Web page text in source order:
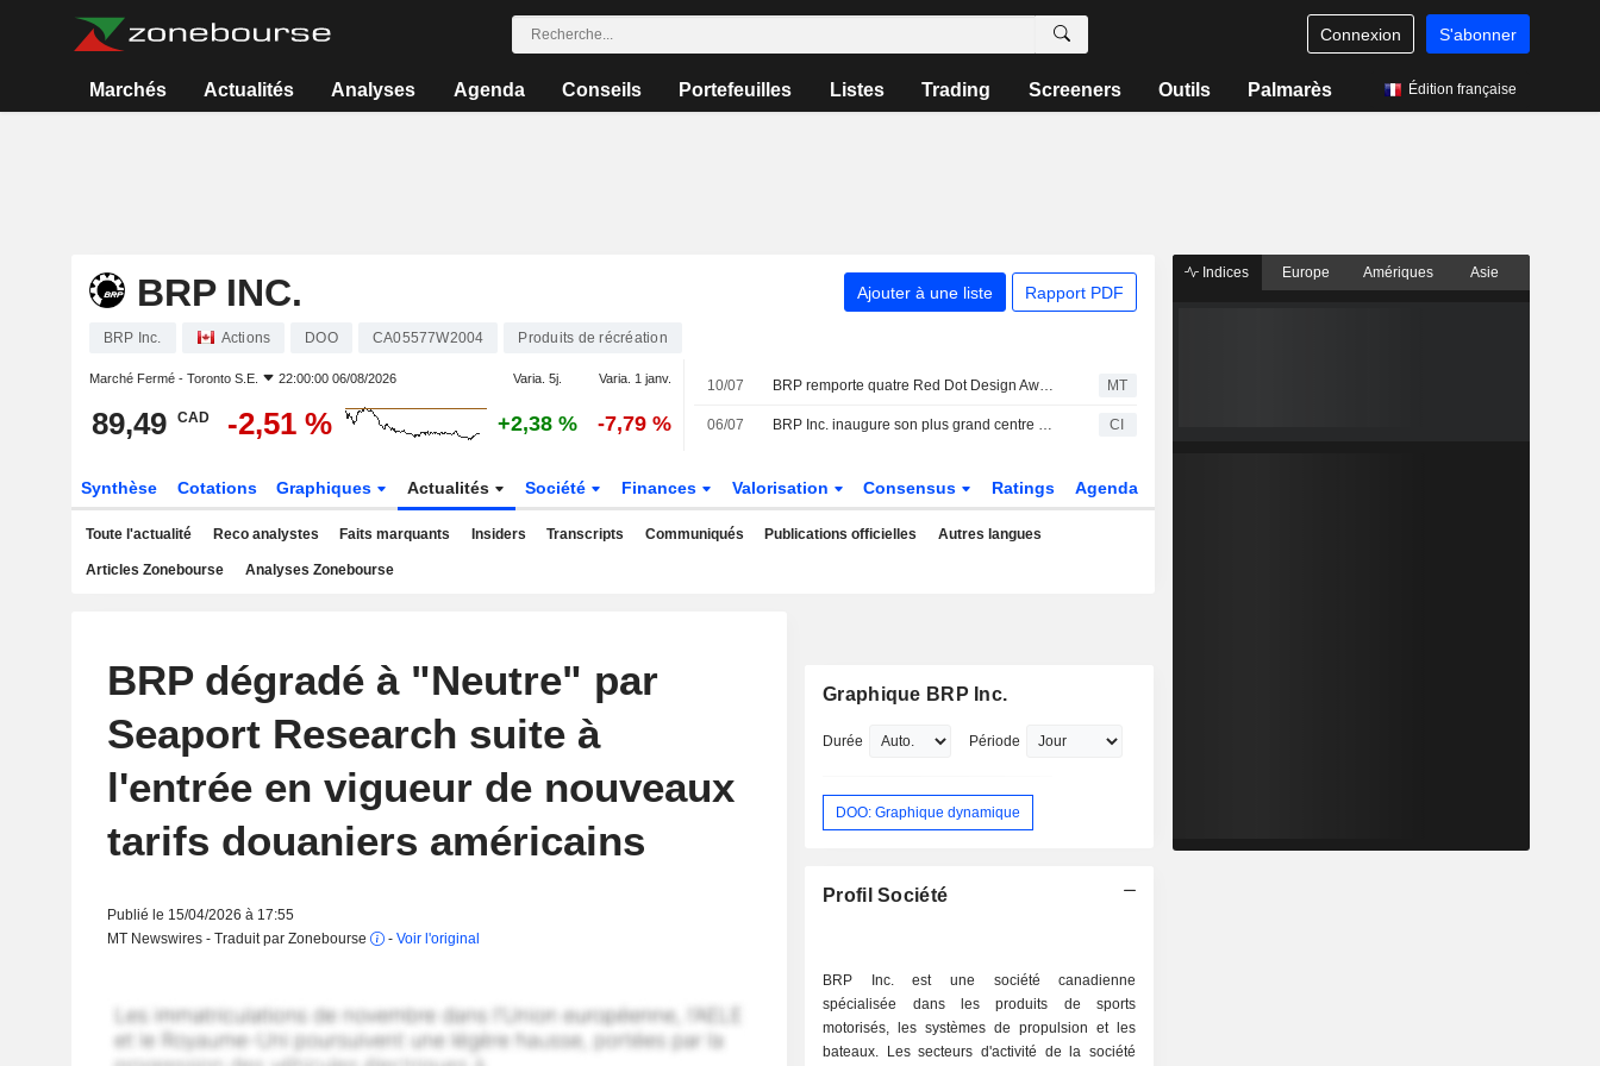
Connexion S'abonner
Marchés Actualités Analyses Agenda Conseils Portefeuilles Listes Trading Screeners Outils Palmarès Édition française
BRP INC. Ajouter à une liste Rapport PDF
BRP Inc. Actions DOO CA05577W2004 Produits de récréation
Marché Fermé - Toronto S.E. 22:00:00 06/08/2026 Varia. 5j. Varia. 1 janv.
89,49 CAD -2,51 % +2,38 % -7,79 %
10/07 BRP remporte quatre Red Dot Design Awards, dont le prix " Best of the Best » MT
06/07 BRP Inc. inaugure son plus grand centre mondial de distribution et de logistique à Saint-Philippe, au Québec CI
Synthèse Cotations Graphiques Actualités Société Finances Valorisation Consensus Ratings Agenda
Toute l'actualité Reco analystes Faits marquants Insiders Transcripts Communiqués Publications officielles Autres langues
Articles Zonebourse Analyses Zonebourse
BRP dégradé à "Neutre" par
Seaport Research suite à
l'entrée en vigueur de nouveaux
tarifs douaniers américains
Publié le 15/04/2026 à 17:55
MT Newswires - Traduit par Zonebourse
- Voir l'original
Graphique BRP Inc.
Durée Période
DOO: Graphique dynamique
Profil Société
BRP Inc. est une société canadienne
spécialisée dans les produits de sports
motorisés, les systèmes de propulsion et les
bateaux. Les secteurs d'activité de la société
Indices Europe Amériques Asie